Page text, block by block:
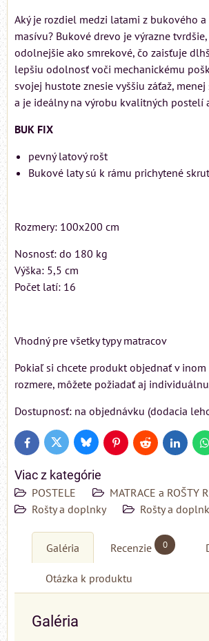
Aký je rozdiel medzi latami z bukového
masívu? Bukové drevo je výrazne
odolnejšie ako smrekové, čo zaisťuje
lepšiu odolnosť voči mechanickému
svojej hustote znesie vyššiu záťaž,
a je ideálny na výrobu kvalitných postelí
BUK FIX
pevný latový rošt
Bukové laty sú k rámu prichytené
Rozmery: 100x200 cm
Nosnosť: do 180 kg
Výška: 5,5 cm
Počet latí: 16
Vhodný pre všetky typy matracov
Pokiaľ si chcete produkt objednať v
rozmere, môžete požiadať aj
Dostupnosť: na objednávku (dodacia
FacebookTwitter BlueskyPinterestReddit LinkedIn
Viac z kategórie
POSTELE
MATRACE a ROŠTY
Rošty a doplnky
Rošty a
Galéria Recenzie 0
Otázka k produktu
Galéria